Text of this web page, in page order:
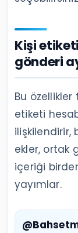
Kişi
gönderi
Bu
etiketi
ilişkilendirir,
ekler, ortak
içeriği
yayımlar.